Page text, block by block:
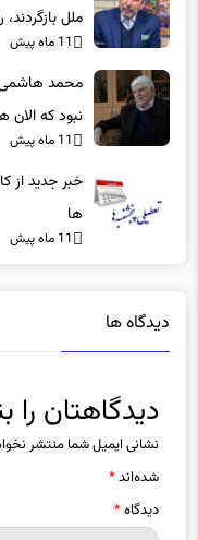
11 ماه پیش
محمد هاشمی:
نبود که الان
بهتر بود
خبر جدید از
ها
11 ماه پیش
نشانی ایمیل شما منتشر
شده‌اند*
دیدگاه*